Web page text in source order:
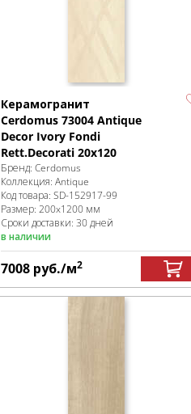
Керамогранит
Cerdomus 73004 Antique
Decor Ivory Fondi
Rett.Decorati 20x120
Бренд:Cerdomus
Коллекция:Antique
Код товара:SD-152917-99
Размер:200x1200 мм
Сроки доставки: 30 дней
в наличии
7008 руб./м2